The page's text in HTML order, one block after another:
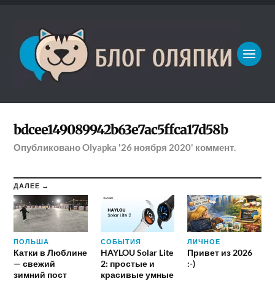
bdcee149089942b63e7ac5ffca17d58b
ОпубликованоOlyapka '26 ноября 2020' коммент.
ДАЛЕЕ →
ПОЛЬША
Катки в Люблине
— свежий
зимний пост
СОБЫТИЯ
HAYLOU Solar Lite
2: простые и
красивые умные
ЛИЧНОЕ
Привет из 2026
:-)